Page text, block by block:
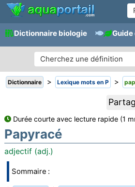
Dictionnaire biologie Guide
Dictionnaire > Lexique mots en P >
Durée courte avec lecture rapide (1
Papyracé
adjectif (adj.)
Sommaire :